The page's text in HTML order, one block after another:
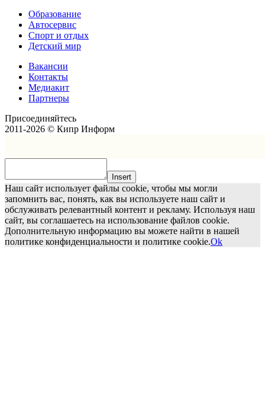
Образование
Автосервис
Спорт и отдых
Детский мир
Вакансии
Контакты
Медиакит
Партнеры
Присоединяйтесь
2011-2026 © Кипр Информ
Insert
Наш сайт использует файлы cookie, чтобы мы могли
запомнить вас, понять, как вы используете наш сайт и
обслуживать релевантный контент и рекламу. Используя наш
сайт, вы соглашаетесь на использование файлов cookie.
Дополнительную информацию вы можете найти в нашей
политике конфиденциальности и политике cookie.Ok